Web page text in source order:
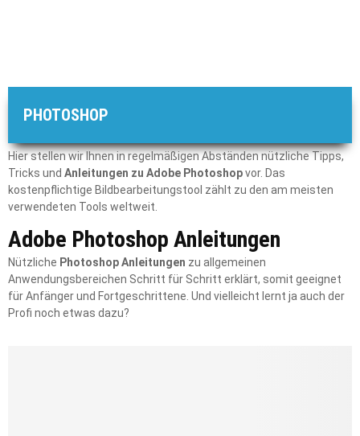
PHOTOSHOP
Hier stellen wir Ihnen in regelmäßigen Abständen nützliche Tipps,
Tricks und Anleitungen zu Adobe Photoshopvor. Das
kostenpflichtige Bildbearbeitungstool zählt zu den am meisten
verwendeten Tools weltweit.
Adobe Photoshop Anleitungen
Nützliche Photoshop Anleitungen zu allgemeinen
Anwendungsbereichen Schritt für Schritt erklärt, somit geeignet
für Anfänger und Fortgeschrittene. Und vielleicht lernt ja auch der
Profi noch etwas dazu?